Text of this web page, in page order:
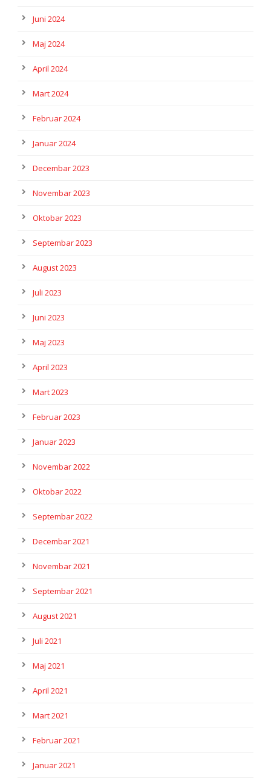
Juni 2024
Maj 2024
April 2024
Mart 2024
Februar 2024
Januar 2024
Decembar 2023
Novembar 2023
Oktobar 2023
Septembar 2023
August 2023
Juli 2023
Juni 2023
Maj 2023
April 2023
Mart 2023
Februar 2023
Januar 2023
Novembar 2022
Oktobar 2022
Septembar 2022
Decembar 2021
Novembar 2021
Septembar 2021
August 2021
Juli 2021
Maj 2021
April 2021
Mart 2021
Februar 2021
Januar 2021